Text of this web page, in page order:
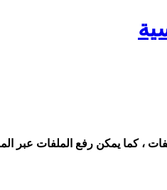
، كما يمكن رفع الملفات عبر